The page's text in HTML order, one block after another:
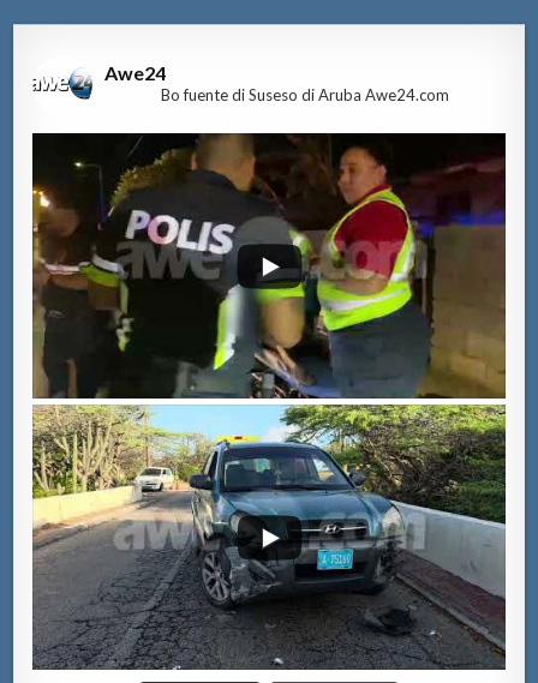
Awe24
Bo fuente di Suseso di Aruba Awe24.com